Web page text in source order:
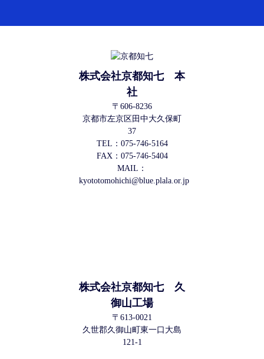
株式会社京都知七 本
社
〒606-8236
京都市左京区田中大久保町
37
TEL：075-746-5164
FAX：075-746-5404
MAIL：
kyototomohichi@blue.plala.or.jp
株式会社京都知七 久
御山工場
〒613-0021
久世郡久御山町東一口大島
121-1